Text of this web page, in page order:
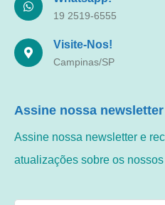
19 2519-6555
Visite-Nos!
Campinas/SP
Assine nossa newsletter
Assine nossa newsletter e
atualizações sobre os